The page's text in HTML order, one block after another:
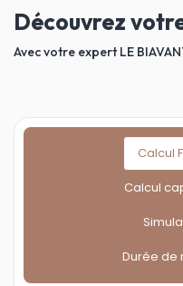
Découvrez
Avec votre expert LE
Calcul
Calcul
Durée de